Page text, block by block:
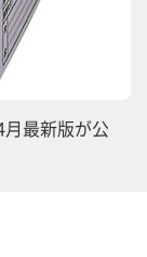
最新版が公